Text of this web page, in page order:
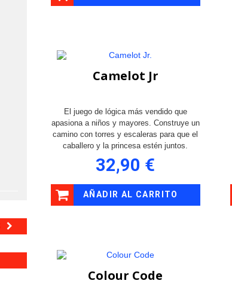
Camelot Jr
El juego de lógica más vendido que
apasiona a niños y mayores. Construye un
camino con torres y escaleras para que el
caballero y la princesa estén juntos.
32,90 €
AÑADIR AL CARRITO
Colour Code